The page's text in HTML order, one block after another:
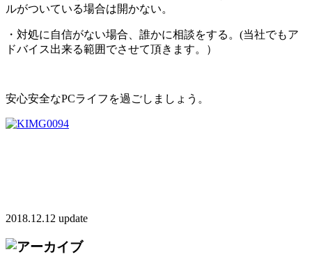
ルがついている場合は開かない。
・対処に自信がない場合、誰かに相談をする。(当社でもア
ドバイス出来る範囲でさせて頂きます。）
安心安全なPCライフを過ごしましょう。
2018.12.12 update